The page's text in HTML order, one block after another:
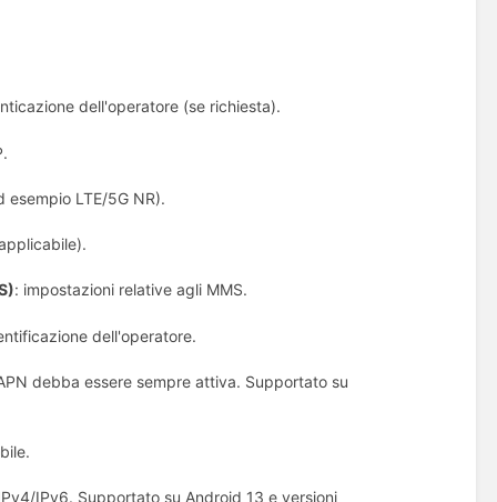
dell'operatore (se richiesta).
LTE/5G NR).
: impostazioni relative agli MMS.
dell'operatore.
debba essere sempre attiva. Supportato su
IPv6. Supportato su Android 13 e versioni